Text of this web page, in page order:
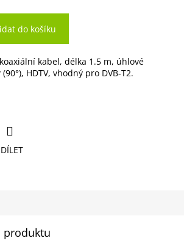
do košíku
kabel, délka 1.5 m, úhlové
HDTV, vhodný pro DVB-T2.
produktu